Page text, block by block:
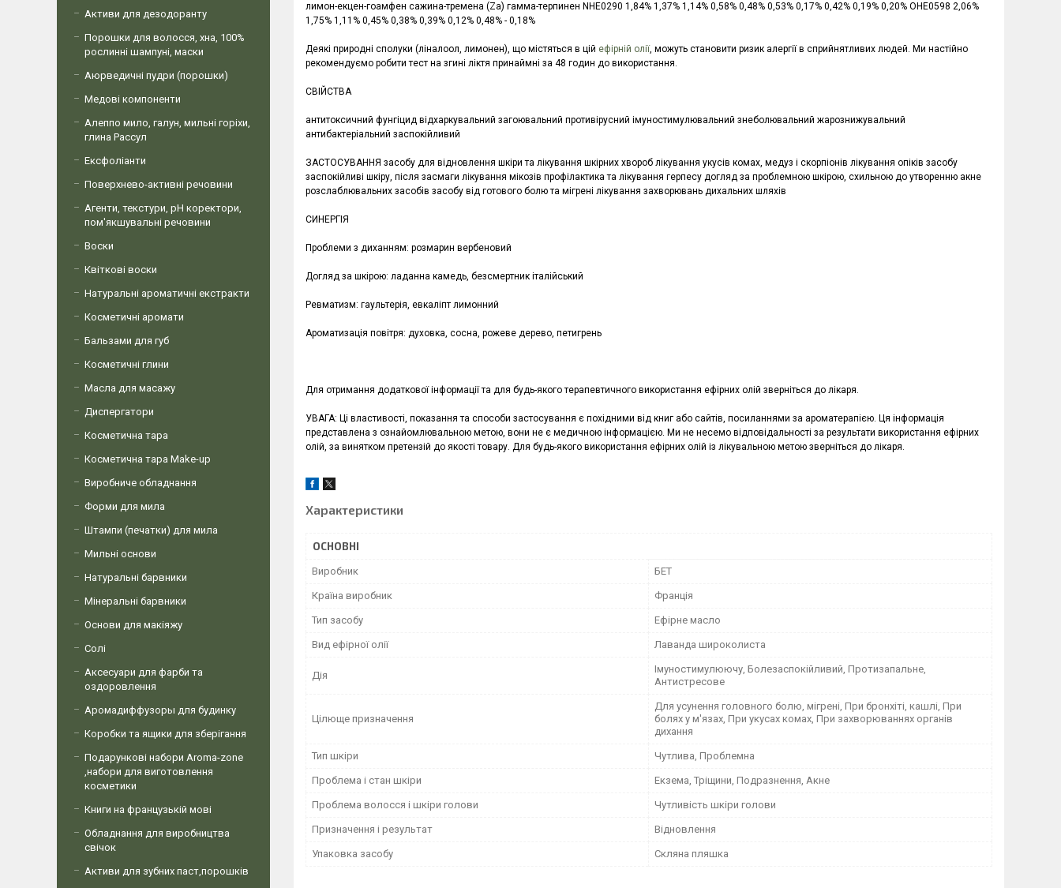
лимон-екцен-гоамфен сажина-тремена (Zа) гамма-терпинен NHE0290 1,84% 1,37% 1,14% 0,58% 0,48% 0,53% 0,17% 0,42% 0,19% 0,20% OHE0598 2,06%
1,75% 1,11% 0,45% 0,38% 0,39% 0,12% 0,48% - 0,18%
Деякі природні сполуки (ліналоол, лимонен), що містяться в цій ефірній олії, можуть становити ризик алергії в сприйнятливих людей. Ми настійно
рекомендуємо робити тест на згині ліктя принаймні за 48 годин до використання.
СВІЙСТВА
антитоксичний фунгіцид відхаркувальний загоювальний противірусний імуностимулювальний знеболювальний жарознижувальний
антибактеріальний заспокійливий
ЗАСТОСУВАННЯ засобу для відновлення шкіри та лікування шкірних хвороб лікування укусів комах, медуз і скорпіонів лікування опіків засобу
заспокійливі шкіру, після засмаги лікування мікозів профілактика та лікування герпесу догляд за проблемною шкірою, схильною до утворенню акне
розслаблювальних засобів засобу від готового болю та мігрені лікування захворювань дихальних шляхів
СИНЕРГІЯ
Проблеми з диханням: розмарин вербеновий
Догляд за шкірою: ладанна камедь, безсмертник італійський
Ревматизм: гаультерія, евкаліпт лимонний
Ароматизація повітря: духовка, сосна, рожеве дерево, петигрень
Для отримання додаткової інформації та для будь-якого терапевтичного використання ефірних олій зверніться до лікаря.
УВАГА: Ці властивості, показання та способи застосування є похідними від книг або сайтів, посиланнями за ароматерапією. Ця інформація
представлена з ознайомлювальною метою, вони не є медичною інформацією. Ми не несемо відповідальності за результати використання ефірних
олій, за винятком претензій до якості товару. Для будь-якого використання ефірних олій із лікувальною метою зверніться до лікаря.
Характеристики
ОСНОВНІ
Виробник БЕТ
Країна виробник Франція
Тип засобу Ефірне масло
Вид ефірної олії Лаванда широколиста
Дія
Імуностимулюючу, Болезаспокійливий, Протизапальне,
Антистресове
Цілюще призначення
Для усунення головного болю, мігрені, При бронхіті, кашлі, При
болях у м'язах, При укусах комах, При захворюваннях органів
дихання
Тип шкіри Чутлива, Проблемна
Проблема і стан шкіри Екзема, Тріщини, Подразнення, Акне
Проблема волосся і шкіри голови Чутливість шкіри голови
Призначення і результат Відновлення
Упаковка засобу Скляна пляшка
Активи для дезодоранту
Порошки для волосся, хна, 100%
рослинні шампуні, маски
Аюрведичні пудри (порошки)
Медові компоненти
Алеппо мило, галун, мильні горіхи,
глина Рассул
Ексфоліанти
Поверхнево-активні речовини
Агенти, текстури, рН коректори,
пом'якшувальні речовини
Воски
Квіткові воски
Натуральні ароматичні екстракти
Косметичні аромати
Бальзами для губ
Косметичні глини
Масла для масажу
Диспергатори
Косметична тара
Косметична тара Make-up
Виробниче обладнання
Форми для мила
Штампи (печатки) для мила
Мильні основи
Натуральні барвники
Мінеральні барвники
Основи для макіяжу
Солі
Аксесуари для фарби та
оздоровлення
Аромадиффузоры для будинку
Коробки та ящики для зберігання
Подарункові набори Aroma-zone
,набори для виготовлення
косметики
Книги на французькій мові
Обладнання для виробництва
свічок
Активи для зубних паст,порошків